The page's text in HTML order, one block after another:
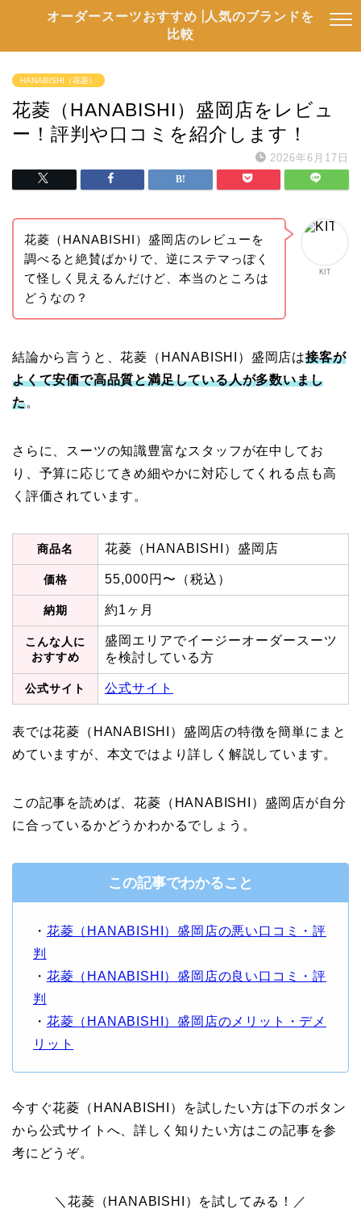
オーダースーツおすすめ |人気のブランドを
比較
HANABISHI（花菱）
花菱（HANABISHI）盛岡店をレビュ
ー！評判や口コミを紹介します！
2026年6月17日
KIT
花菱（HANABISHI）盛岡店のレビューを
調べると絶賛ばかりで、逆にステマっぽく
て怪しく見えるんだけど、本当のところは
どうなの？
結論から言うと、花菱（HANABISHI）盛岡店は接客が
よくて安価で高品質と満足している人が多数いまし
た。
さらに、スーツの知識豊富なスタッフが在中してお
り、予算に応じてきめ細やかに対応してくれる点も高
く評価されています。
商品名 花菱（HANABISHI）盛岡店
価格 55,000円〜（税込）
納期 約1ヶ月
こんな人に
おすすめ
盛岡エリアでイージーオーダースーツ
を検討している方
公式サイト 公式サイト
表では花菱（HANABISHI）盛岡店の特徴を簡単にまと
めていますが、本文ではより詳しく解説しています。
この記事を読めば、花菱（HANABISHI）盛岡店が自分
に合っているかどうかわかるでしょう。
この記事でわかること
・ 花菱（HANABISHI）盛岡店の悪い口コミ・評
判
・ 花菱（HANABISHI）盛岡店の良い口コミ・評
判
・ 花菱（HANABISHI）盛岡店のメリット・デメ
リット
今すぐ花菱（HANABISHI）を試したい方は下のボタン
から公式サイトへ、詳しく知りたい方はこの記事を参
考にどうぞ。
＼花菱（HANABISHI）を試してみる！／